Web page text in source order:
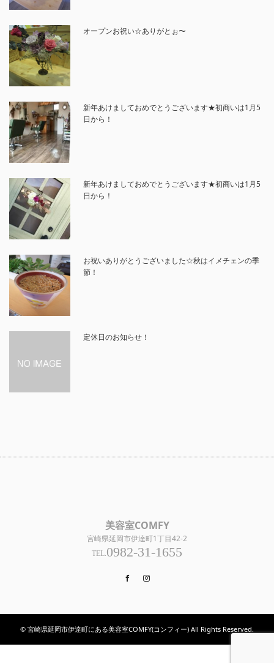
オープンお祝い☆ありがとぉ〜
新年あけましておめでとうございます★初商いは1月5
日から！
新年あけましておめでとうございます★初商いは1月5
日から！
お祝いありがとうございました☆秋はイメチェンの季
節！
定休日のお知らせ！
美容室COMFY
宮崎県延岡市伊達町1丁目42-2
TEL.0982-31-1655
Facebook
© 宮崎県延岡市伊達町にある美容室COMFY(コンフィー) All Rights Reserved.